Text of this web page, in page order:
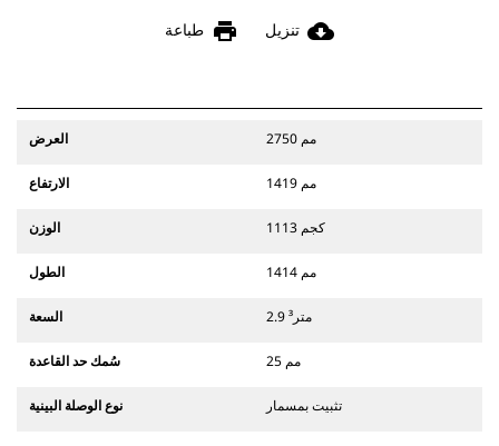
cloud_download تنزيل print طباعة
العرض 2750 مم
الارتفاع 1419 مم
الوزن 1113 كجم
الطول 1414 مم
السعة 2.9 متر³
سُمك حد القاعدة 25 مم
نوع الوصلة البينية تثبيت بمسمار